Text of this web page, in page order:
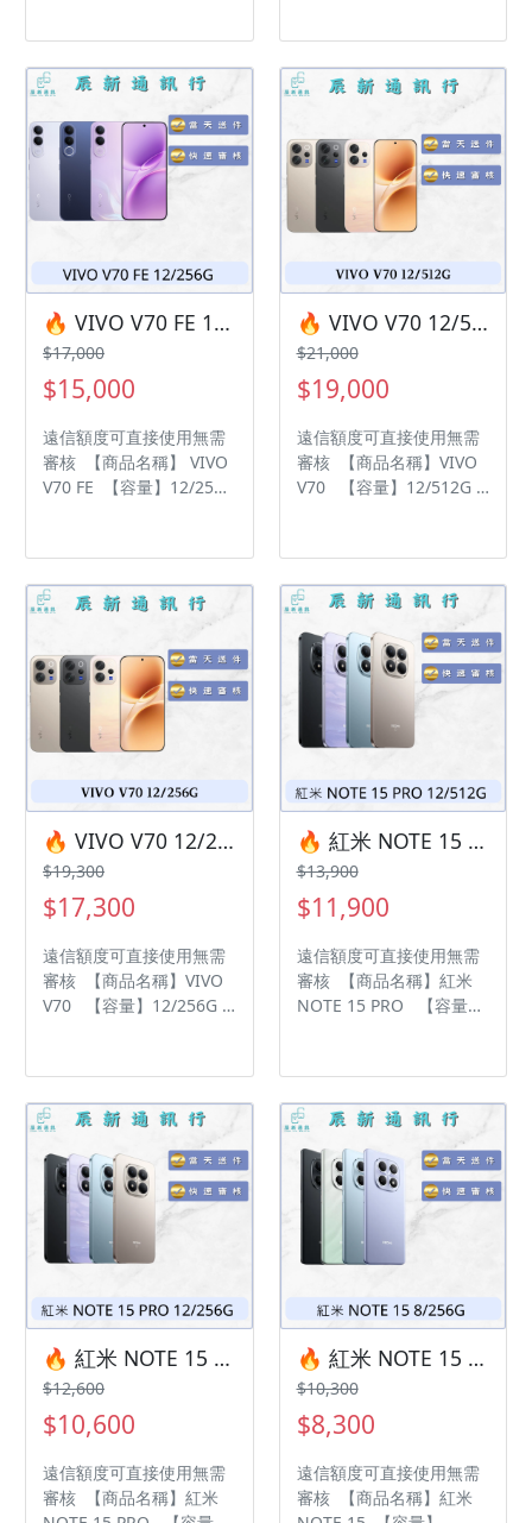
新機邊付款， 月付超輕
鬆！ 🎁 凡購買I17 | 贈
送多種配件 🎁 • 9H防撞
保護貼 • 防撞空壓殼 ‼️ 購
買手機注意事項 ‼️ • 有任
何問題都歡迎洽群官方
LINE：@kjg6280d • 七日
鑑賞期內，如商品有問
且協助處理 • 全新品為原
廠保固一年，中古機店家
保固15天 • 店家擁有隨時
修改、變更、暫停活動之
權利
迎洽群官方LINE：
@kjg6280d • 七日鑑賞期
內，如商品有問題，請盡
速向我們告知並且協助處
理 • 全新品為原廠保固一
年，中古機店家保固15天
• 店家擁有隨時修改、變
更、暫停活動之權利 下單
您安排快速審核及回報審
核進度 LINE
ID:@kjg6280d 大呼小叫
辰通訊行 雲林縣虎尾鎮林
森路二段200號 電話:05-
6339809 在地經營12年店
🔥 VIVO V70 FE 12/256G 有額度快速過件 🎯 想換新機？現在就是最佳時機！現貨當天審件當天過件即可以馬上寄出
$17,000
$15,000
遠信額度可直接使用無需
審核 【商品名稱】 VIVO
V70 FE 【容量】12/256G
方LINE：@kjg6280d • 七
日鑑賞期內，如商品有問
題，請盡速向我們告知並
廠保固一年，中古機店家
保固15天 • 店家擁有隨時
修改、變更、暫停活動之
權利 下單前請先私訊和加
及回報審核進度 LINE
ID:@kjg6280d 大呼小叫
辰通訊行 雲林縣虎尾鎮林
森路二段200號 電話:05-
6339809 在地經營12年店
家 GOOGLE 評價5顆星
🔥 VIVO V70 12/512G 有額度快速過件 🎯 想換新機？現在就是最佳時機！現貨當天審件當天過件即可以馬上寄出
$21,000
$19,000
遠信額度可直接使用無需
審核 【商品名稱】VIVO
V70 【容量】12/512G
方LINE：@kjg6280d • 七
日鑑賞期內，如商品有問
題，請盡速向我們告知並
且協助處理 • 全新品為原
廠保固一年，中古機店家
保固15天 • 店家擁有隨時
修改、變更、暫停活動之
權利 下單前請先私訊和加
及回報審核進度 LINE
ID:@kjg6280d 大呼小叫
辰通訊行 雲林縣虎尾鎮林
森路二段200號 電話:05-
6339809 在地經營12年店
家 GOOGLE 評價5顆星
🔥 VIVO V70 12/256G 有額度快速過件 🎯 想換新機？現在就是最佳時機！現貨當天審件當天過件即可以馬上寄出
$19,300
$17,300
遠信額度可直接使用無需
審核 【商品名稱】VIVO
V70 【容量】12/256G
方LINE：@kjg6280d • 七
日鑑賞期內，如商品有問
題，請盡速向我們告知並
且協助處理 • 全新品為原
廠保固一年，中古機店家
保固15天 • 店家擁有隨時
修改、變更、暫停活動之
權利 下單前請先私訊和加
及回報審核進度 LINE
ID:@kjg6280d 大呼小叫
辰通訊行 雲林縣虎尾鎮林
森路二段200號 電話:05-
6339809 在地經營12年店
家 GOOGLE 評價5顆星
🔥 紅米 NOTE 15 PRO 12/512G 有額度快速過件 🎯 想換新機？現在就是最佳時機！現貨當天審件當天過件即可以馬上寄出
$13,900
$11,900
遠信額度可直接使用無需
審核 【商品名稱】紅米
NOTE 15 PRO 【容量】
迎洽群官方LINE：
@kjg6280d • 七日鑑賞期
內，如商品有問題，請盡
速向我們告知並且協助處
理 • 全新品為原廠保固一
年，中古機店家保固15天
更、暫停活動之權利 下單
您安排快速審核及回報審
核進度 LINE
ID:@kjg6280d 大呼小叫
辰通訊行 雲林縣虎尾鎮林
森路二段200號 電話:05-
6339809 在地經營12年店
🔥 紅米 NOTE 15 PRO 12/256G 有額度快速過件 🎯 想換新機？現在就是最佳時機！現貨當天審件當天過件即可以馬上寄出
$12,600
$10,600
遠信額度可直接使用無需
審核 【商品名稱】紅米
🔥 紅米 NOTE 15 8/256G 有額度快速過件 🎯 想換新機？現在就是最佳時機！現貨當天審件當天過件即可以馬上寄出
$10,300
$8,300
遠信額度可直接使用無需
審核 【商品名稱】紅米